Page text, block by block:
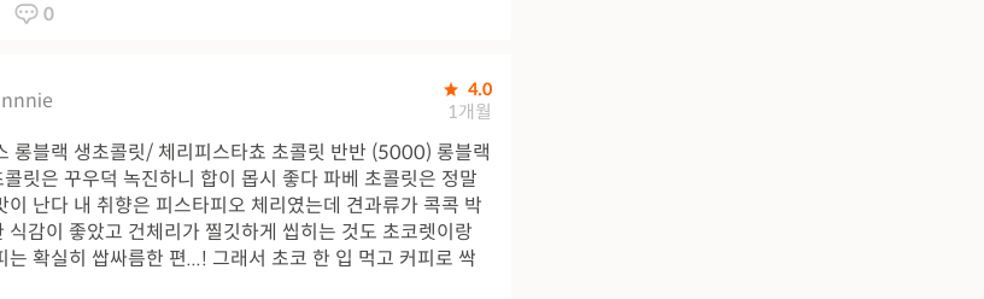
0
4.0
1개월
롱블랙 생초콜릿/ 체리피스타쵸 초콜릿 반반 (5000) 롱블랙
릿은 꾸우덕 녹진하니 합이 몹시 좋다 파베 초콜릿은 정말
이 난다 내 취향은 피스타피오 체리였는데 견과류가 콕콕 박
식감이 좋았고 건체리가 찔깃하게 씹히는 것도 초코렛이랑
는 확실히 쌉싸름한 편...! 그래서 초코 한 입 먹고 커피로 싹